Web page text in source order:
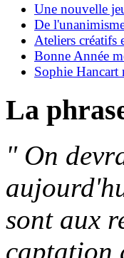
Une nouvelle
De
Ateliers créatifs
Bonne Année
Sophie
La
" On
sont aux
captation